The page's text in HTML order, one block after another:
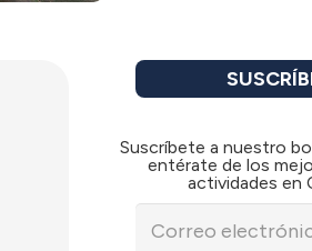
Suscríbete a nuestro
entérate de los
actividades en